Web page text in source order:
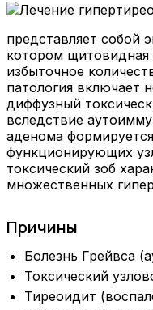
представляет собой
котором щитовидная
избыточное
патология включает
диффузный
вследствие
аденома
функционирующих
токсический зоб
множественных
Причины
Болезнь Грейвса
Токсический
Тиреоидит